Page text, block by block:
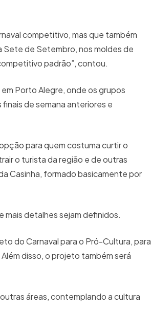
competitivo, mas que também
Sete de Setembro, nos moldes de
padrão”, contou.
Porto Alegre, onde os grupos
de semana anteriores e
para quem costuma curtir o
o turista da região e de outras
Casinha, formado basicamente por
mais detalhes sejam definidos.
do Carnaval para o Pró-Cultura, para
disso, o projeto também será
áreas, contemplando a cultura